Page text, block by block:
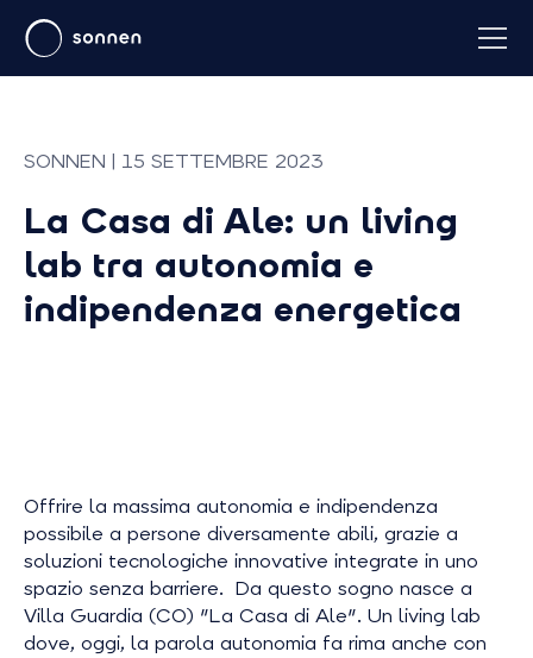
SONNEN | 15 SETTEMBRE 2023
La Casa di Ale: un living
lab tra autonomia e
indipendenza energetica
Offrire la massima autonomia e indipendenza
possibile a persone diversamente abili, grazie a
soluzioni tecnologiche innovative integrate in uno
spazio senza barriere. Da questo sogno nasce a
Villa Guardia (CO) "La Casa di Ale". Un living lab
dove, oggi, la parola autonomia fa rima anche con